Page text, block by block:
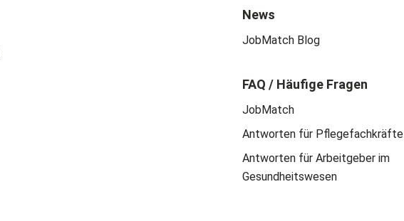
News
JobMatch Blog
FAQ / Häufige Fragen
JobMatch
Antworten für Pflegefachkräfte
Antworten für Arbeitgeber im
Gesundheitswesen